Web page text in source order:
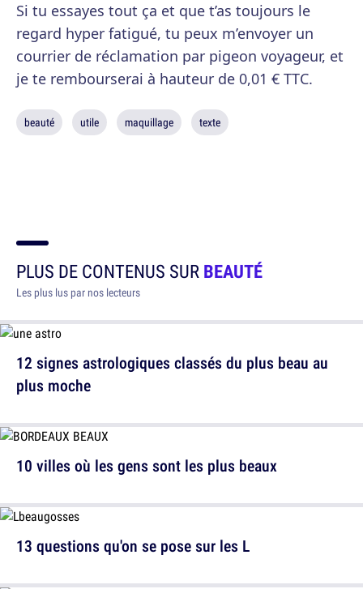
Si tu essayes tout ça et que t’as toujours le
regard hyper fatigué, tu peux m’envoyer un
courrier de réclamation par pigeon voyageur, et
je te rembourserai à hauteur de 0,01 € TTC.
beauté utile maquillage texte
PLUS DE CONTENUS SURBEAUTÉ
Les plus lus par nos lecteurs
12 signes astrologiques classés du plus beau au
plus moche
13 questions qu'on se pose sur les L
10 villes où les gens sont les plus beaux